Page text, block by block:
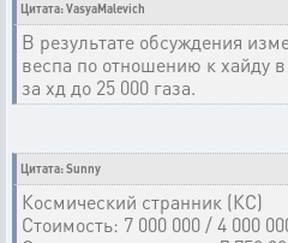
Цитата: VasyaMalevich
В результате обсуждения
веспа по отношению к хайду
за хд до 25 000 газа.
Цитата: Sunny
Космический странник (КС)
Стоимость: 7 000 000 / 4 000